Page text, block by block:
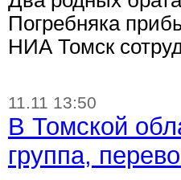
Погребняка
НИА Томск
11.11 13:50
В Томской
группа,